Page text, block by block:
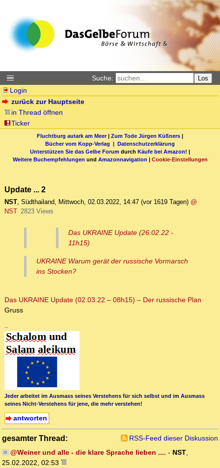
Suche: Los
Login
zurück zur Hauptseite
in Thread öffnen
Ticker
Fluchtburg autark am Meer| Zum Tode Jürgen Küßners |
Bücher vom Kopp-Verlag | Datenschutzerklärung
Unterstützen Sie das Gelbe Forum durch Käufe bei Amazon! |
Weitere Buchempfehlungen und Amazonnavigation | Cookie-Einstellungen
Update ... 2
NST, Südthailand, Mittwoch, 02.03.2022, 14:47 (vor 1619 Tagen) @
NST 2823 Views
Das UKRAINE Update (26.02.22 -
11h15)
UKRAINE Warum gerät der russische Vormarsch
ins Stocken?
Das UKRAINE Update (02.03.22 – 08h15) – Der russische Plan
Gruss
--
Jeder arbeitet im Ausmass seines Verstehens für sich selbst und im Ausmass
seines Nicht-Verstehens für jene, die mehr verstehen!
antworten
gesamter Thread:
RSS-Feed dieser Diskussion
@Weiner und alle - die klare Sprache lieben .... - NST,
25.02.2022, 02:53